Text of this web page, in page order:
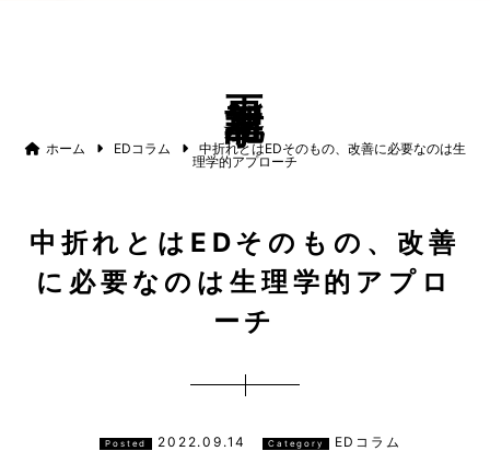
ホーム EDコラム
中折れとはEDそのもの、改善に必要なのは生
理学的アプローチ
中折れとはEDそのもの、改善
に必要なのは生理学的アプロ
ーチ
Posted 2022.09.14 Category EDコラム